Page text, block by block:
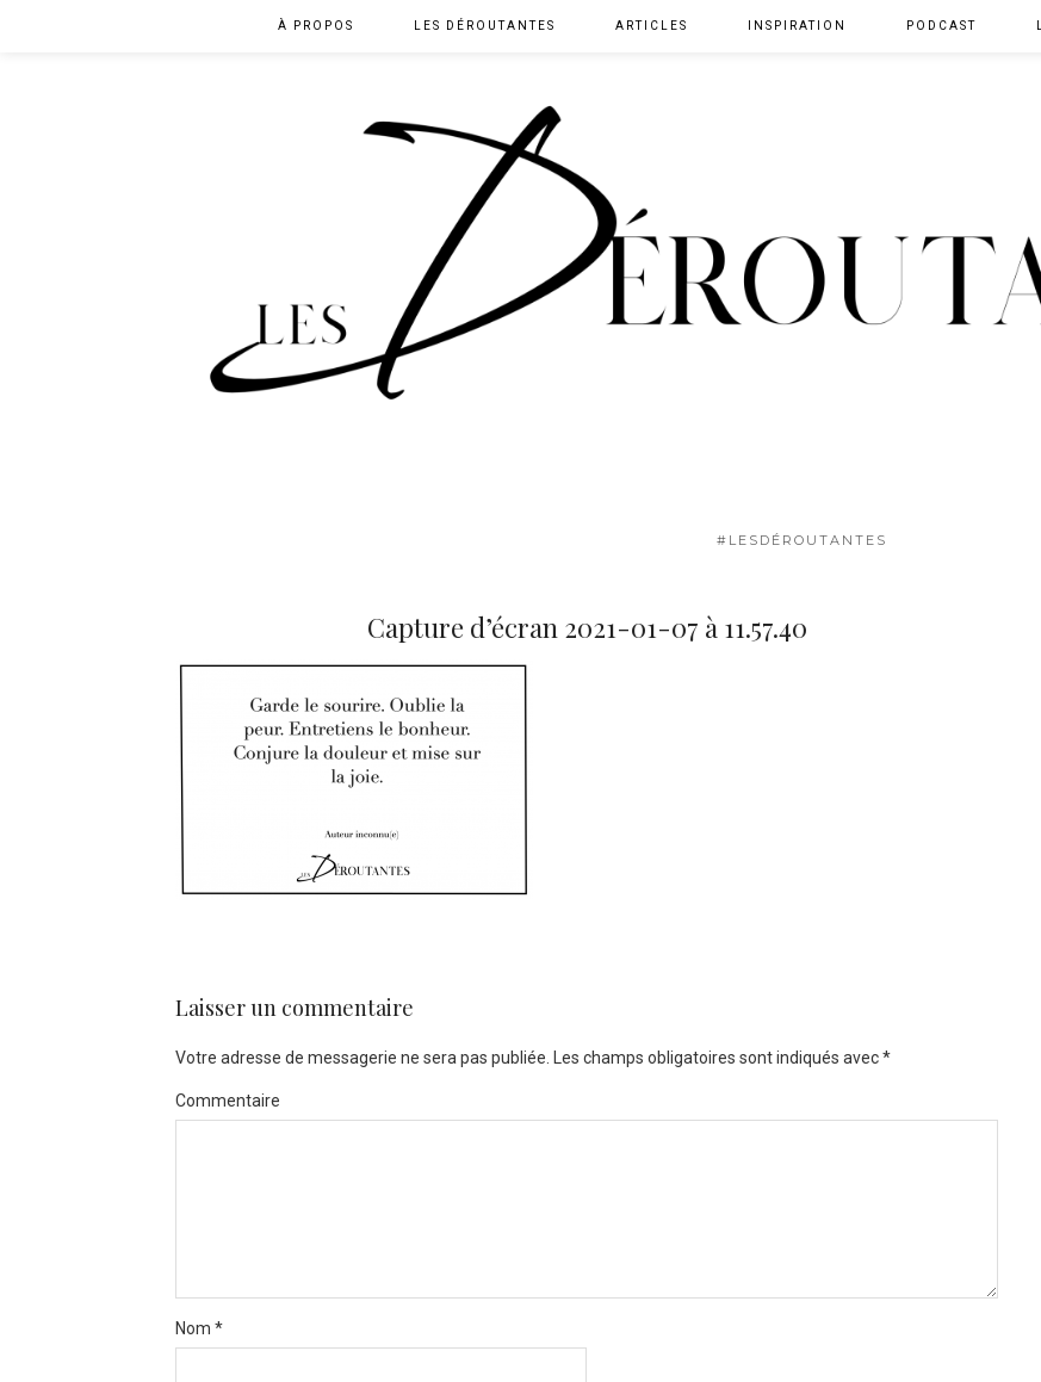
#LESDÉROUTANTES
À PROPOS LES DÉROUTANTES ARTICLES INSPIRATION PODCAST
Capture d’écran 2021-01-07 à 11.57.40
Laisser un commentaire
Votre adresse de messagerie ne sera pas publiée. Les champs obligatoires sont indiqués avec*
Commentaire
Nom *